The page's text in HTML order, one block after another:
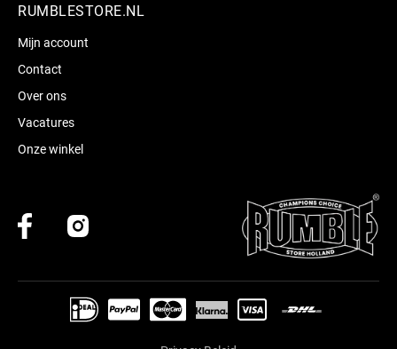
RUMBLESTORE.NL
Mijn account
Contact
Over ons
Vacatures
Onze winkel